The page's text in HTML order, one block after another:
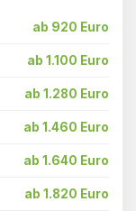
ab 920 Euro
ab 1.100 Euro
ab 1.280 Euro
ab 1.460 Euro
ab 1.640 Euro
ab 1.820 Euro